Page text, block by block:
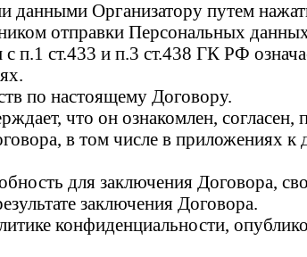
данными Организатору путем
отправки Персональных
п.1 ст.433 и п.3 ст.438 ГК РФ
по настоящему Договору.
что он ознакомлен, согласен,
в том числе в приложениях к
для заключения Договора,
заключения Договора.
конфиденциальности,